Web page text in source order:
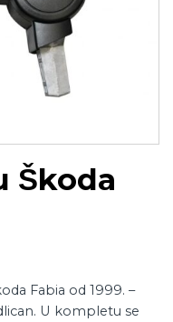
Škoda
Fabia od 1999. –
U kompletu se